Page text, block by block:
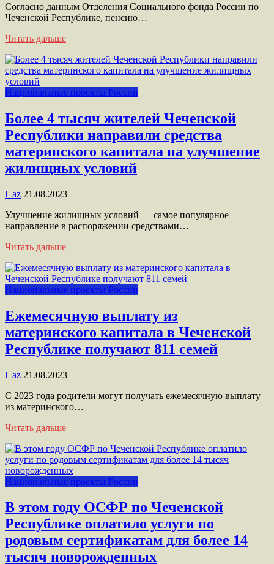
Согласно данным Отделения Социального фонда России по
Чеченской Республике, пенсию…
Читать дальше
Национальные проекты России
Более 4 тысяч жителей Чеченской
Республики направили средства
материнского капитала на улучшение
жилищных условий
l_az 21.08.2023
Улучшение жилищных условий — самое популярное
направление в распоряжении средствами…
Читать дальше
Национальные проекты России
Ежемесячную выплату из
материнского капитала в Чеченской
Республике получают 811 семей
l_az 21.08.2023
С 2023 года родители могут получать ежемесячную выплату
из материнского…
Читать дальше
Национальные проекты России
В этом году ОСФР по Чеченской
Республике оплатило услуги по
родовым сертификатам для более 14
тысяч новорожденных